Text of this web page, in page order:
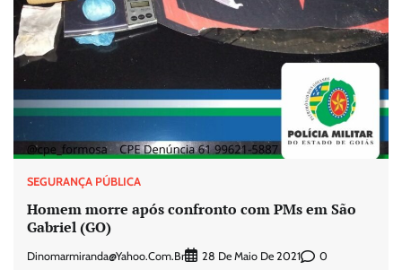
SEGURANÇA PÚBLICA
Homem morre após confronto com PMs em São
Gabriel (GO)
Dinomarmiranda@yahoo.com.br 28 De Maio De 2021 0